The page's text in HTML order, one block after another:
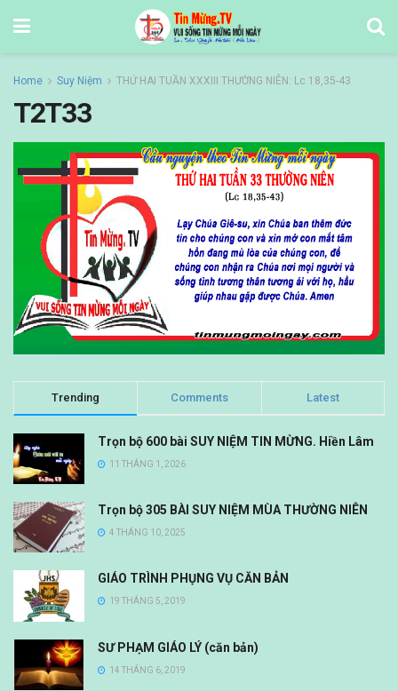
Home Suy Niệm THỨ HAI TUẦN XXXIII THƯỜNG NIÊN: Lc 18,35-43
T2T33
Trending Comments Latest
Trọn bộ 600 bài SUY NIỆM TIN MỪNG. Hiền Lâm
11 THÁNG 1, 2026
Trọn bộ 305 BÀI SUY NIỆM MÙA THƯỜNG NIÊN
4 THÁNG 10, 2025
GIÁO TRÌNH PHỤNG VỤ CĂN BẢN
19 THÁNG 5, 2019
SƯ PHẠM GIÁO LÝ (căn bản)
14 THÁNG 6, 2019